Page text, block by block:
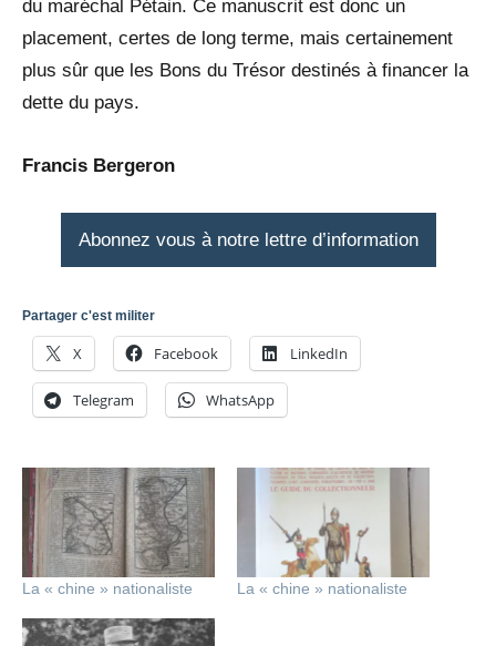
du maréchal Pétain. Ce manuscrit est donc un
placement, certes de long terme, mais certainement
plus sûr que les Bons du Trésor destinés à financer la
dette du pays.
Francis Bergeron
Abonnez vous à notre lettre d’information
Partager c'est militer
X Facebook LinkedIn
Telegram WhatsApp
La « chine » nationaliste La « chine » nationaliste